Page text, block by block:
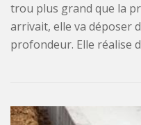
trou plus grand que la
arrivait, elle va déposer
profondeur. Elle réalise